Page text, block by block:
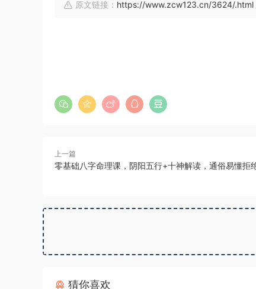
原文链接： https://www.zcw123.cn/3624/.html
上一篇
零基础八字命理课，阴阳五行+十神解读，通俗易懂拒
猜你喜欢